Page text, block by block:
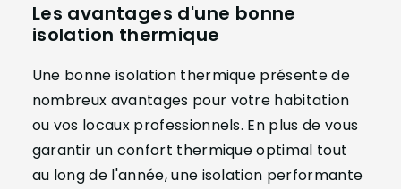
Les avantages d'une bonne
isolation thermique
Une bonne isolation thermique présente de
nombreux avantages pour votre habitation
ou vos locaux professionnels. En plus de vous
garantir un confort thermique optimal tout
au long de l'année, une isolation performante